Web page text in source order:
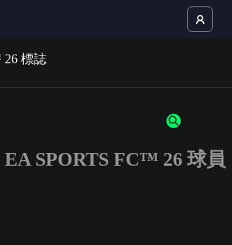
3 個字元或數字
SPORTS FC™ 26 球員